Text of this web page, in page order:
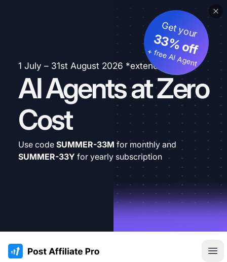
1 July – 31st August 2026 *extended
AI Agents at Zero
Cost
Get your
33% off
+ free AI Agent
Use code SUMMER-33M for monthly and
SUMMER-33Y for yearly subscription
:site.title